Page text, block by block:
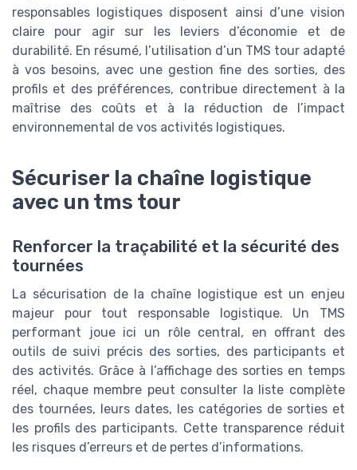
responsables logistiques disposent ainsi d’une vision
claire pour agir sur les leviers d’économie et de
durabilité. En résumé, l’utilisation d’un TMS tour adapté
à vos besoins, avec une gestion fine des sorties, des
profils et des préférences, contribue directement à la
maîtrise des coûts et à la réduction de l’impact
environnemental de vos activités logistiques.
Sécuriser la chaîne logistique
avec un tms tour
Renforcer la traçabilité et la sécurité des
tournées
La sécurisation de la chaîne logistique est un enjeu
majeur pour tout responsable logistique. Un TMS
performant joue ici un rôle central, en offrant des
outils de suivi précis des sorties, des participants et
des activités. Grâce à l’affichage des sorties en temps
réel, chaque membre peut consulter la liste complète
des tournées, leurs dates, les catégories de sorties et
les profils des participants. Cette transparence réduit
les risques d’erreurs et de pertes d’informations.